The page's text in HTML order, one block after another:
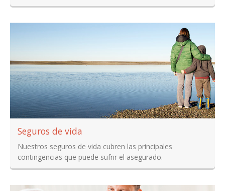
Seguros de vida
Nuestros seguros de vida cubren las principales
contingencias que puede sufrir el asegurado.